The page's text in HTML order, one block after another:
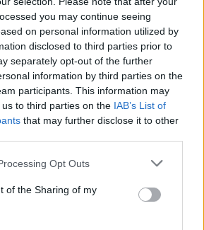
you may continue seeing
on personal information utilized by
disclosed to third parties prior to
separately opt-out of the further
information by third parties on the
participants. This information may
to third parties on the IAB’s List of
that may further disclose it to other
Opt Outs
of the Sharing of my
rinunciare
e gatti
arriva la